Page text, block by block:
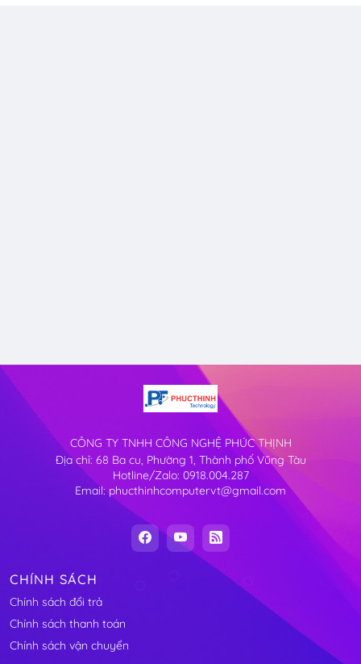
CÔNG TY TNHH CÔNG NGHỆ PHÚC THỊNH
Địa chỉ: 68 Ba cu, Phường 1, Thành phố Vũng Tàu
Hotline/Zalo: 0918.004.287
Email: phucthinhcomputervt@gmail.com
CHÍNH SÁCH
Chính sách đổi trả
Chính sách thanh toán
Chính sách vận chuyển